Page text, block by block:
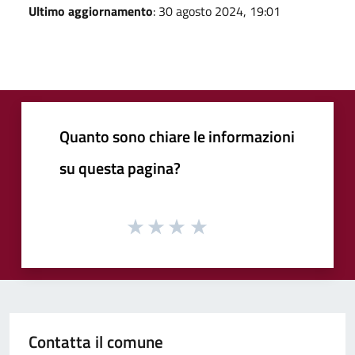
Ultimo aggiornamento: 30 agosto 2024, 19:01
Quanto sono chiare le informazioni
su questa pagina?
Contatta il comune